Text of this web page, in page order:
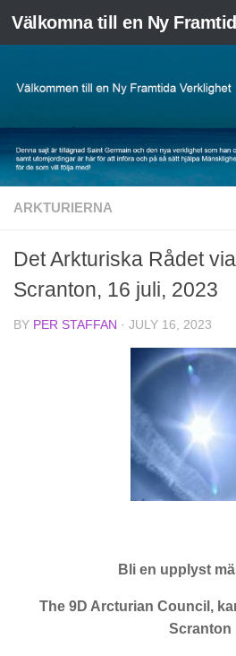
Skip to content
ARKTURIERNA
Det Arkturiska Rådet
Scranton, 16 juli, 2023
BY PER STAFFAN · JULY 16, 2023
Bli en upplyst
The 9D Arcturian Council,
Scranton